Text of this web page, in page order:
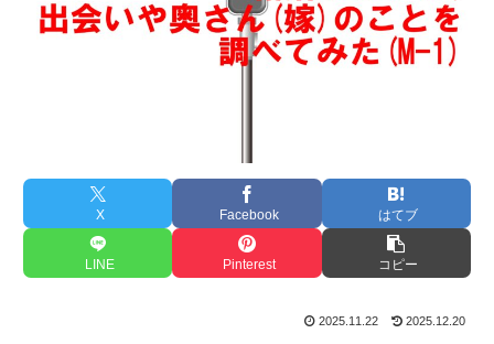
X Facebook はてブ
LINE Pinterest コピー
2025.11.22 2025.12.20